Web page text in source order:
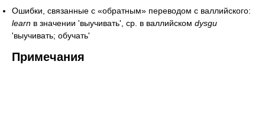
Ошибки, связанные с «обратным» переводом с валлийского:
learn в значении 'выучивать', ср. в валлийском dysgu
'выучивать; обучать'
Примечания